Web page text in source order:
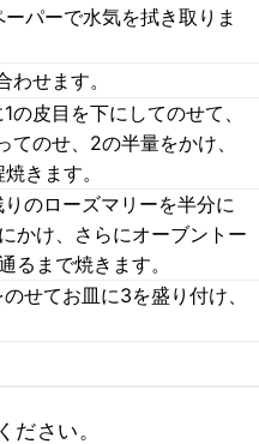
パーで水気を拭き取りま
せます。
皮目を下にしてのせて、
てのせ、2の半量をかけ、
きます。
のローズマリーを半分に
かけ、さらにオーブントー
るまで焼きます。
せてお皿に3を盛り付け、
ださい。